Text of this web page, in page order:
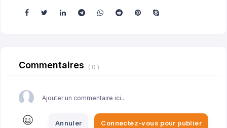
Commentaires ( 0 )
Annuler Connectez-vous pour publier